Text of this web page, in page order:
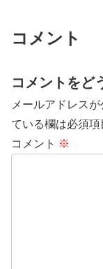
コメント
コメントをど
メールアドレス
ている欄は必須項
コメント ※